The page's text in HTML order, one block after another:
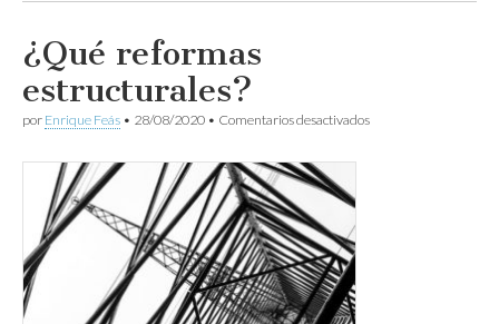
¿Qué reformas
estructurales?
por Enrique Feás • 28/08/2020 • Comentarios desactivadosen